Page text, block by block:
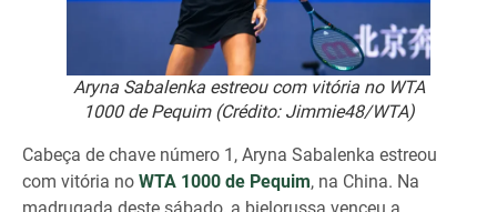
Aryna Sabalenka estreou com vitória no WTA
1000 de Pequim (Crédito: Jimmie48/WTA)
Cabeça de chave número 1, Aryna Sabalenka estreou
com vitória no WTA 1000 de Pequim, na China. Na